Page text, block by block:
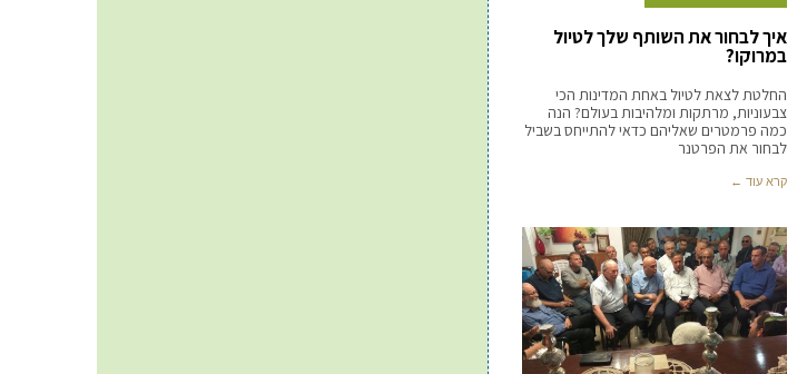
איך לבחור את השותף שלך לטיול
במרוקו?
החלטת לצאת לטיול באחת המדינות הכי
צבעוניות, מרתקות ומלהיבות בעולם? הנה
כמה פרמטרים שאליהם כדאי להתייחס בשביל
לבחור את הפרטנר
קרא עוד ←